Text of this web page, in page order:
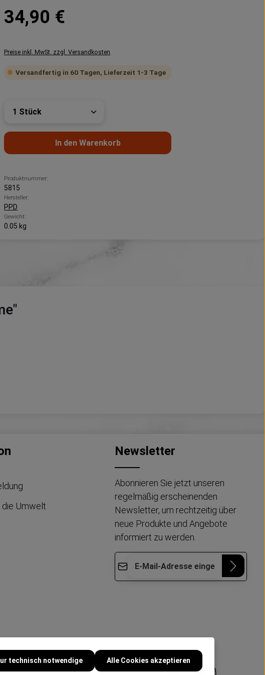
34,90 €
Preise inkl. MwSt. zzgl. Versandkosten
Versandfertig in 60 Tagen, Lieferzeit 1-3 Tage
Produkt Anzahl: Gib den gewünschten Wert
In den Warenkorb
Produktnummer:
5815
Hersteller:
PPD
Gewicht:
0.05 kg
die Umwelt
Newsletter
Abonnieren Sie jetzt unseren
regelmäßig erscheinenden
Newsletter, um rechtzeitig über
neue Produkte und Angebote
informiert zu werden.
gelesen und bin mit ihnen
technisch notwendige Alle Cookies akzeptieren